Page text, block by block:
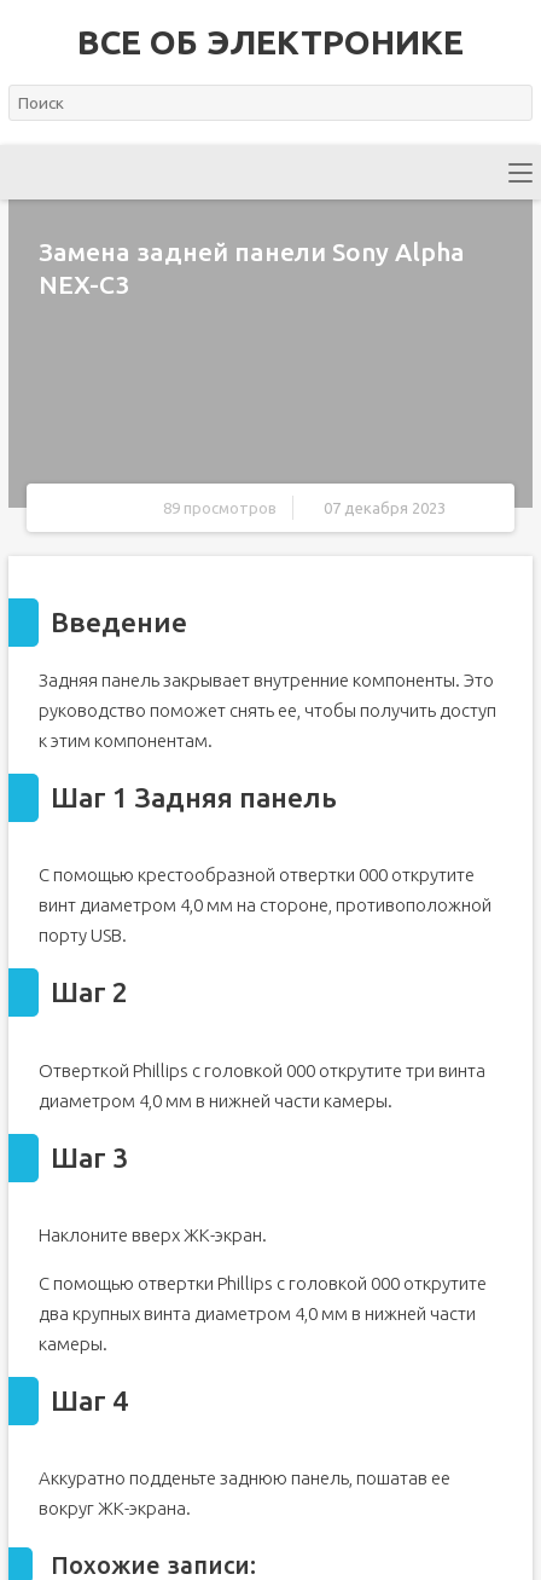
ВСЕ ОБ ЭЛЕКТРОНИКЕ
Замена задней панели Sony Alpha
NEX-C3
89 просмотров 07 декабря 2023
Введение
Задняя панель закрывает внутренние компоненты. Это
руководство поможет снять ее, чтобы получить доступ
к этим компонентам.
Шаг 1 Задняя панель
С помощью крестообразной отвертки 000 открутите
винт диаметром 4,0 мм на стороне, противоположной
порту USB.
Шаг 2
Отверткой Phillips с головкой 000 открутите три винта
диаметром 4,0 мм в нижней части камеры.
Шаг 3
Наклоните вверх ЖК-экран.
С помощью отвертки Phillips с головкой 000 открутите
два крупных винта диаметром 4,0 мм в нижней части
камеры.
Шаг 4
Аккуратно подденьте заднюю панель, пошатав ее
вокруг ЖК-экрана.
Похожие записи: